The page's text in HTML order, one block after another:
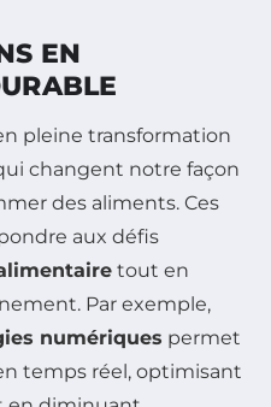
EN
pleine transformation
changent notre façon
des aliments. Ces
aux défis
tout en
Par exemple,
numériques permet
temps réel, optimisant